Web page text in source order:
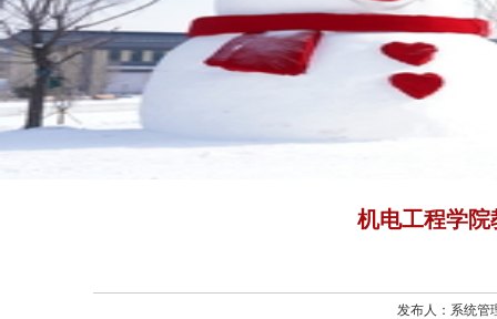
机电工程学
发布人：系统管